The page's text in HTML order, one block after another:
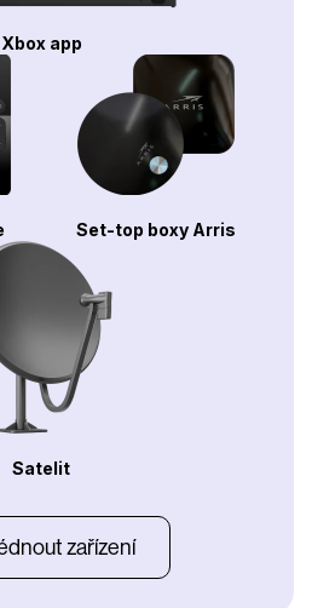
Xbox app
Set-top boxy Arris
Satelit
zařízení